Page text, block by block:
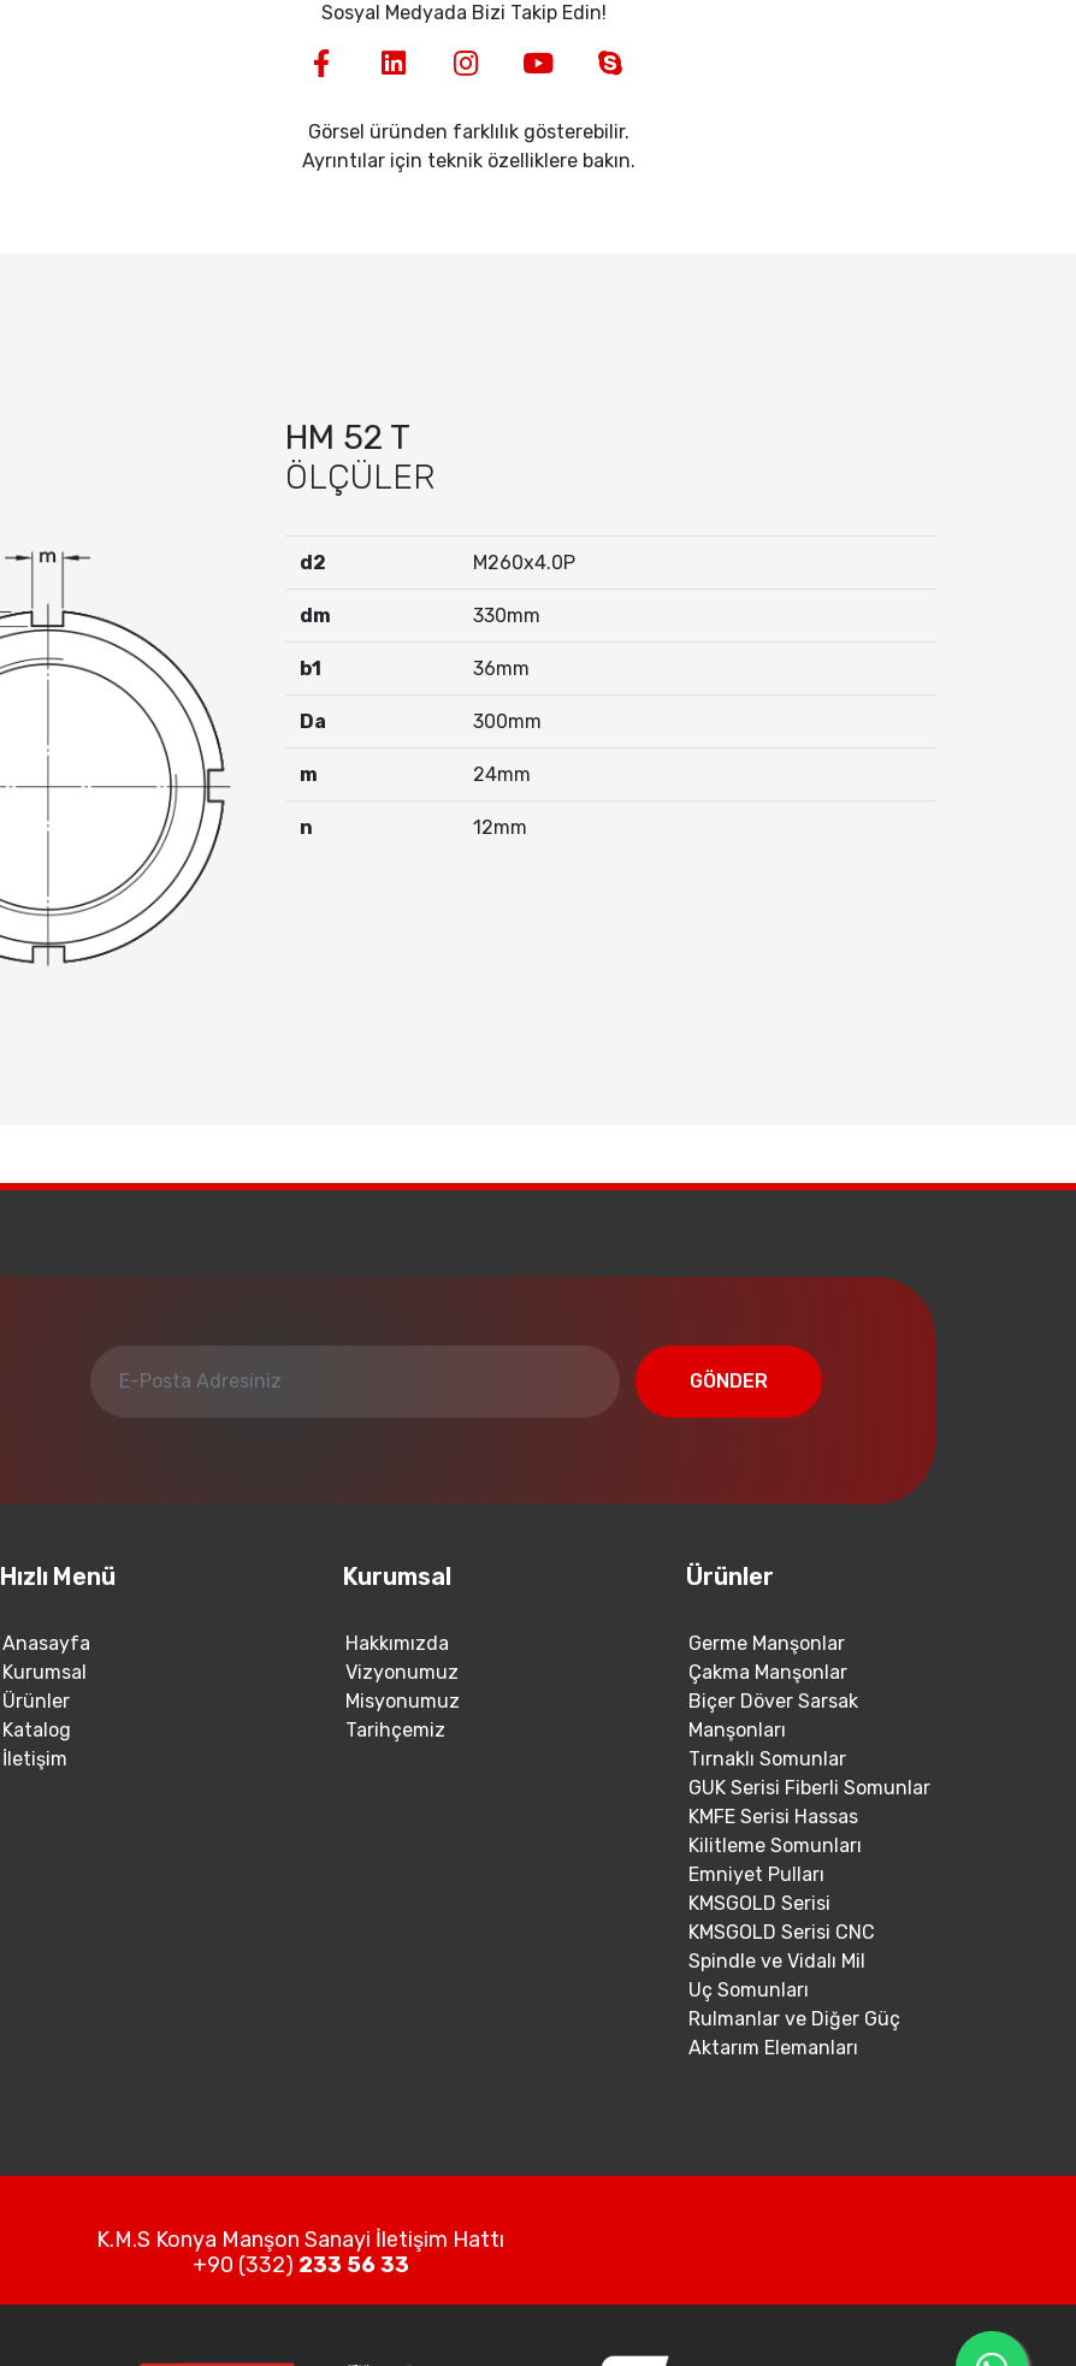
Sosyal Medyada Bizi Takip Edin!
Görsel üründen farklılık gösterebilir.
Ayrıntılar için teknik özelliklere bakın.
HM 52 T
ÖLÇÜLER
d2 M260x4.0P
dm 330mm
b1 36mm
Da 300mm
m 24mm
n 12mm
GÖNDER
Hızlı Menü
Anasayfa
Kurumsal
Ürünler
Katalog
İletişim
Kurumsal
Hakkımızda
Vizyonumuz
Misyonumuz
Tarihçemiz
Ürünler
Germe Manşonlar
Çakma Manşonlar
Biçer Döver Sarsak
Manşonları
Tırnaklı Somunlar
GUK Serisi Fiberli Somunlar
KMFE Serisi Hassas
Kilitleme Somunları
Emniyet Pulları
KMSGOLD Serisi
KMSGOLD Serisi CNC
Spindle ve Vidalı Mil
Uç Somunları
Rulmanlar ve Diğer Güç
Aktarım Elemanları
K.M.S Konya Manşon Sanayi İletişim Hattı
+90 (332) 233 56 33